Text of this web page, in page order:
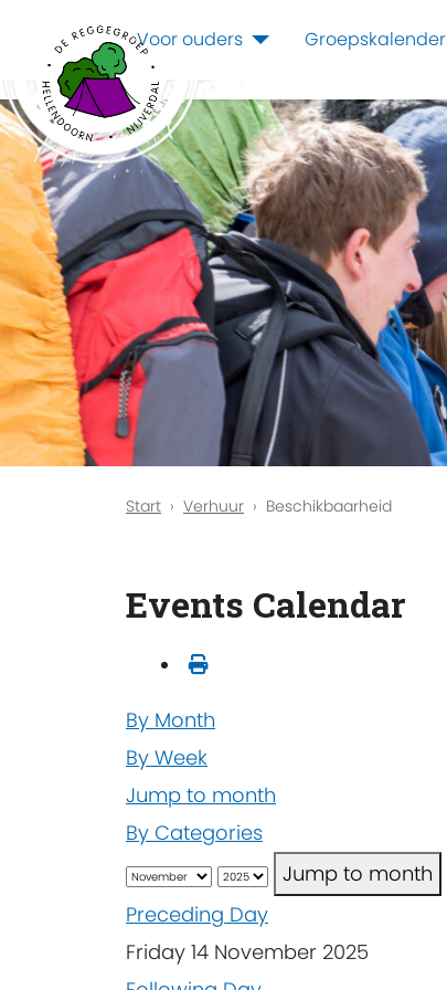
Voor ouders Groepskalender
Start Verhuur Beschikbaarheid
Events Calendar
By Month
By Week
Jump to month
By Categories
Jump to month
Preceding Day
Friday 14 November 2025